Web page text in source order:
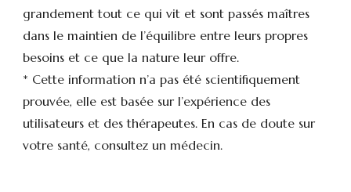
grandement tout ce qui vit et sont passés maîtres
dans le maintien de l’équilibre entre leurs propres
besoins et ce que la nature leur offre.
* Cette information n’a pas été scientifiquement
prouvée, elle est basée sur l’expérience des
utilisateurs et des thérapeutes. En cas de doute sur
votre santé, consultez un médecin.